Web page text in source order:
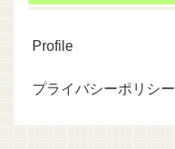
Profile
プライバシーポリシー